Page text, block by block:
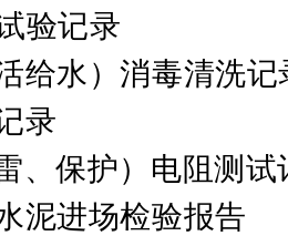
验记录
给水）消毒清洗记
录
、保护）电阻测试
泥进场检验报告